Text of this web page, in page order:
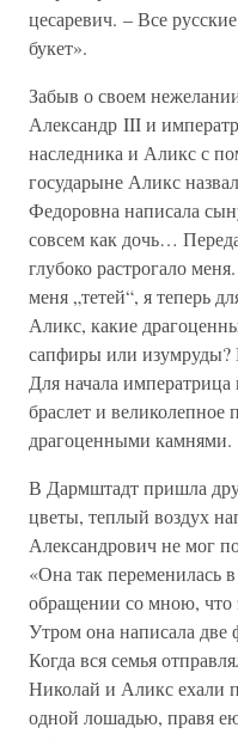
цесаревич. – Все
букет».
Забыв о своем
Александр III и
наследника и Аликс с
государыне Аликс
Федоровна написала
совсем как дочь…
глубоко растрогало
меня „тетей“, я теперь
Аликс, какие
сапфиры или изумруды?
Для начала
браслет и великолепное
драгоценными камнями.
В Дармштадт пришла
цветы, теплый воздух
Александрович не мог
«Она так переменилась
обращении со мною, что
Утром она написала две
Когда вся семья
Николай и Аликс ехали
одной лошадью, правя